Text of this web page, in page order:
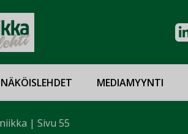
NÄKÖISLEHDET MEDIAMYYNTI
| Sivu 55